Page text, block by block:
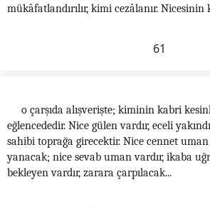
mükâfatlandırılır, kimi cezâlanır. Nicesinin
61
o çarşıda alışverişte; kiminin kabri
eğlencededir. Nice gülen vardır, eceli
sahibi toprağa girecektir. Nice cennet uman
yanacak; nice sevab uman vardır, ikaba
bekleyen vardır, zarara çarpılacak...